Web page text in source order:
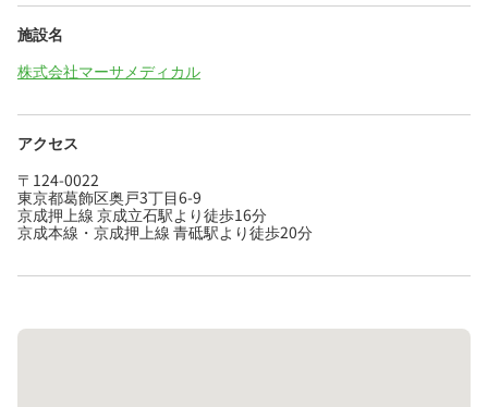
施設名
株式会社マーサメディカル
アクセス
〒124-0022
東京都葛飾区奥戸3丁目6-9
京成押上線 京成立石駅より徒歩16分
京成本線・京成押上線 青砥駅より徒歩20分